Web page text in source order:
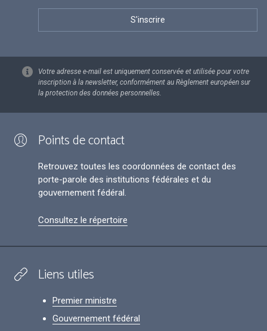
Votre adresse e-mail est uniquement conservée et utilisée pour votre
inscription à la newsletter, conformément au Règlement européen sur
la protection des données personnelles.
Points de contact
Retrouvez toutes les coordonnées de contact des
porte-parole des institutions fédérales et du
gouvernement fédéral.
Consultez le répertoire
Liens utiles
Premier ministre
Gouvernement fédéral